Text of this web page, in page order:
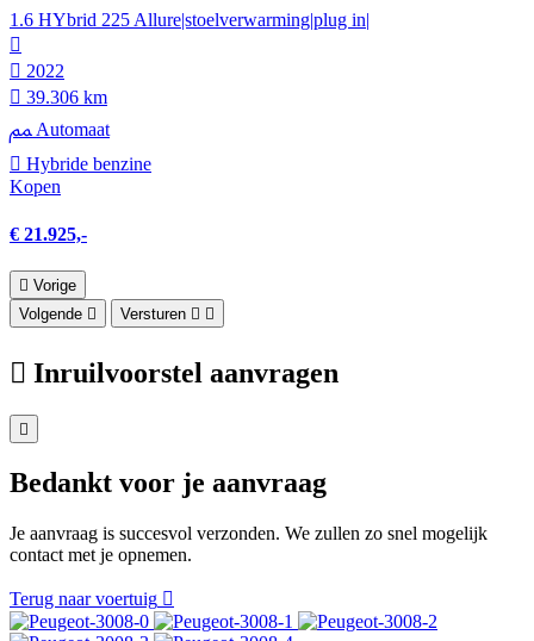
1.6 HYbrid 225 Allure|stoelverwarming|plug in|
2022
39.306 km
Automaat
Hybride benzine
Kopen
€ 21.925,-
Vorige
Volgende
Versturen
Inruilvoorstel aanvragen
Bedankt voor je aanvraag
Je aanvraag is succesvol verzonden. We zullen zo snel mogelijk
contact met je opnemen.
Terug naar voertuig